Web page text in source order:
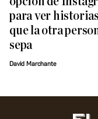
para ver
que la otra
sepa
David Marchante